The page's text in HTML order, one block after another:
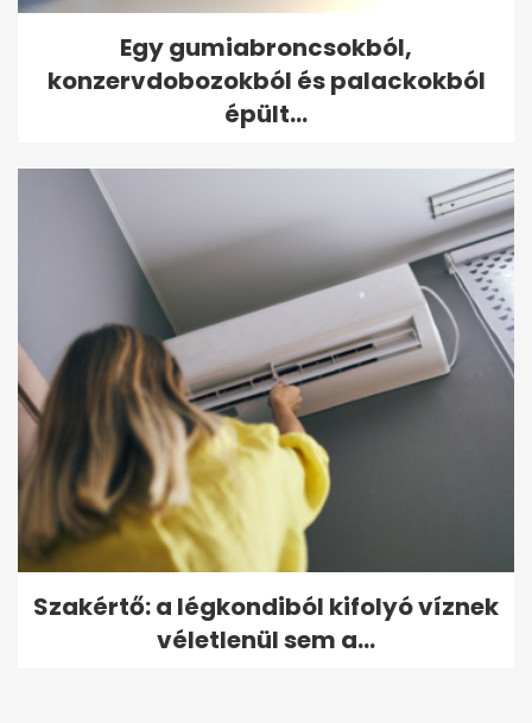
Egy gumiabroncsokból,
konzervdobozokból és palackokból
épült...
Szakértő: a légkondiból kifolyó víznek
véletlenül sem a...